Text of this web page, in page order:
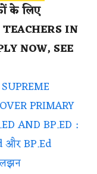
के लिए
TEACHERS IN
NOW, SEE
PRIMARY
AND BP.ED :
और BP.Ed